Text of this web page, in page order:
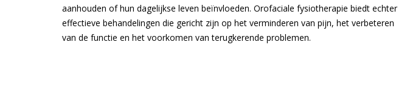
aanhouden of hun dagelijkse leven beïnvloeden. Orofaciale fysiotherapie biedt echter
effectieve behandelingen die gericht zijn op het verminderen van pijn, het verbeteren
van de functie en het voorkomen van terugkerende problemen.